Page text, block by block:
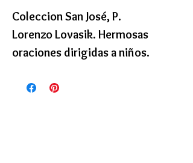
Coleccion San José, P.
Lorenzo Lovasik. Hermosas
oraciones dirigidas a niños.
Tamano: 5 1/2 por 7 1/2